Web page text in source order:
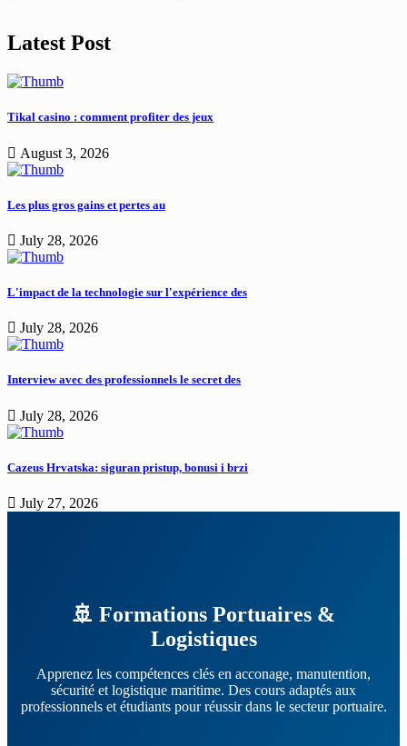
Latest Post
Tikal casino : comment profiter des jeux
August 3, 2026
Les plus gros gains et pertes au
July 28, 2026
L'impact de la technologie sur l'expérience des
July 28, 2026
Interview avec des professionnels le secret des
July 28, 2026
Cazeus Hrvatska: siguran pristup, bonusi i brzi
July 27, 2026
🚢 Formations Portuaires &
Logistiques
Apprenez les compétences clés en acconage, manutention,
sécurité et logistique maritime. Des cours adaptés aux
professionnels et étudiants pour réussir dans le secteur portuaire.